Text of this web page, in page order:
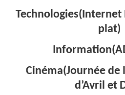
Technologies(Internet
plat)
Cinéma(Journée de
d’Avril et